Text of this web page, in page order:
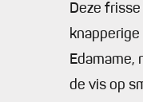
Deze
de vis op